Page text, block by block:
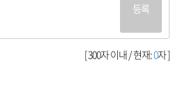
등록
[ 300자 이내 / 현재:0자 ]